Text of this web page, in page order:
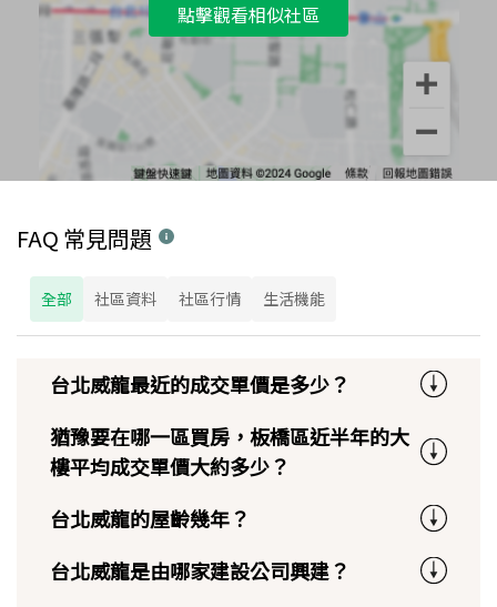
點擊觀看相似社區
FAQ 常見問題
全部 社區資料 社區行情 生活機能
台北威龍最近的成交單價是多少？
猶豫要在哪一區買房，板橋區近半年的大
樓平均成交單價大約多少？
台北威龍的屋齡幾年？
台北威龍是由哪家建設公司興建？